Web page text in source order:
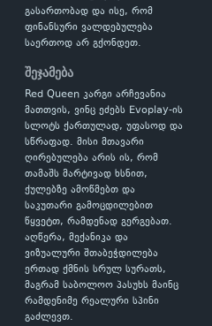
გასართობად და ისე, რომ
ფინანსური ვალდებულება
საერთოდ არ გქონდეთ.
შეჯამება
Red Queen კარგი არჩევანია
მათთვის, ვინც ეძებს Evoplay-ის
სლოტს ქართულად, უფასოდ და
სწრაფად. მისი მთავარი
ღირებულება არის ის, რომ
თამაშს მარტივად ხსნით,
ქულებზე ამოწმებთ და
საკუთარი გამოცდილებით
წყვეტთ, რამდენად გერგებათ.
აღწერა, მექანიკა და
ვიზუალური შთაბეჭდილება
ერთად ქმნის სრულ სურათს,
მაგრამ საბოლოო პასუხს მაინც
რამდენიმე რეალური სპინი
გაძლევთ.